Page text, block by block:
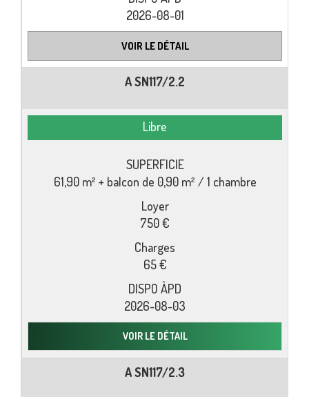
2026-08-01
VOIR LE DÉTAIL
A SN117/2.2
Libre
61,90 m² + balcon de 0,90 m² / 1 chambre
750 €
65 €
2026-08-03
VOIR LE DÉTAIL
A SN117/2.3